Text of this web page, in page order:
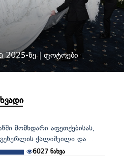
2025-ზე | ფოტოები
მომხდარი აფეთქებისას,
ქალიშვილი და...
6027 ნახვა